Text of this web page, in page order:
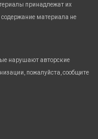
принадлежат их
материала не
нарушают авторские
пожалуйста, сообщите